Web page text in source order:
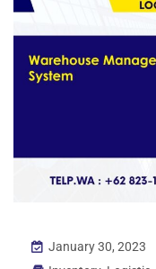
January 30, 2023